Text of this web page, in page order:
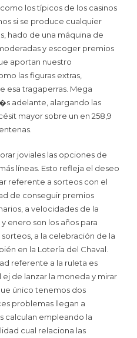
los típicos de los casinos
si se produce cualquier
hado de una máquina de
y escoger premios
aportan nuestro
las figuras extras,
esa tragaperras. Mega
adelante, alargando las
mayor sobre un en 258,9
joviales las opciones de
líneas. Esto refleja el deseo
referente a sorteos con el
de conseguir premios
a velocidades de la
enero son los años para
a la celebración de la
en la Lotería del Chaval.
referente a la ruleta es
de lanzar la moneda y mirar
único tenemos dos
problemas llegan a
calculan empleando la
cual relaciona las